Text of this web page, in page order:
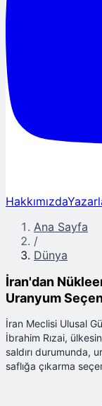
Hakkımızda
Ana Sayfa
/
Dünya
İran'dan
Uranyum
İran Meclisi Ulusal
İbrahim Rızai,
saldırı durumunda,
saflığa çıkarma